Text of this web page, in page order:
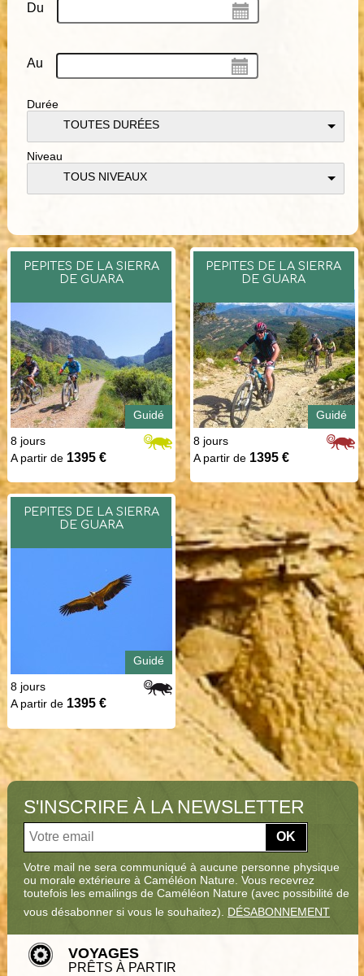
Du
Au
Durée
TOUTES DURÉES
Niveau
TOUS NIVEAUX
PEPITES DE LA SIERRA
DE GUARA
Guidé
8 jours
A partir de 1395 €
PEPITES DE LA SIERRA
DE GUARA
Guidé
8 jours
A partir de 1395 €
PEPITES DE LA SIERRA
DE GUARA
Guidé
8 jours
A partir de 1395 €
S'INSCRIRE À LA NEWSLETTER
OK
Votre mail ne sera communiqué à aucune personne physique
ou morale extérieure à Caméléon Nature. Vous recevrez
toutefois les emailings de Caméléon Nature (avec possibilité de
vous désabonner si vous le souhaitez). DÉSABONNEMENT
VOYAGES
PRÊTS À PARTIR